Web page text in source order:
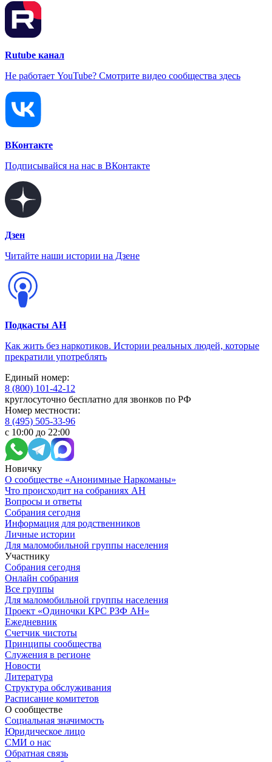
Rutube канал
Не работает YouTube? Смотрите видео сообщества здесь
ВКонтакте
Подписывайся на нас в ВКонтакте
Дзен
Читайте наши истории на Дзене
Подкасты АН
Как жить без наркотиков. Истории реальных людей, которые
прекратили употреблять
Единый номер:
8 (800) 101-42-12
круглосуточно бесплатно для звонков по РФ
Номер местности:
8 (495) 505-33-96
с 10:00 до 22:00
Новичку
О сообществе «Анонимные Наркоманы»
Что происходит на собраниях АН
Вопросы и ответы
Собрания сегодня
Информация для родственников
Личные истории
Для маломобильной группы населения
Участнику
Собрания сегодня
Онлайн собрания
Все группы
Для маломобильной группы населения
Проект «Одиночки КРС РЗФ АН»
Ежедневник
Счетчик чистоты
Принципы сообщества
Служения в регионе
Новости
Литература
Структура обслуживания
Расписание комитетов
О сообществе
Социальная значимость
Юридическое лицо
СМИ о нас
Обратная связь